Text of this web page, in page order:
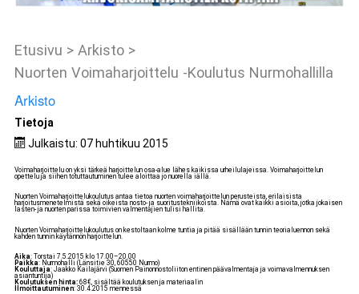
Etusivu > Arkisto >
Nuorten Voimaharjoittelu -koulutus Nurmohallilla
Arkisto
Tietoja
Julkaistu: 07 huhtikuu 2015
Voimaharjoittelu on yksi tärkeä harjoittelun osa-alue lähes kaikissa urheilulajeissa. Voimaharjoittelun
opettelu ja siihen totuttautuminen tulee aloittaa jo nuorella iällä.
Nuorten Voimaharjoittelukoulutus antaa tietoa nuorten voimaharjoittelun perusteista, erilaisista
harjoitusmenetelmistä sekä oikeista nosto- ja suoritustekniikoista. Nämä ovat kaikki asioita, jotka jokaisen
lasten- ja nuorten parissa toimivien valmentajien tulisi hallita.
Nuorten Voimaharjoittelukoulutus on kestoltaan kolme tuntia ja pitää sisällään tunnin teorialuennon sekä
kahden tunnin käytännön harjoittelun.
Aika: Torstai 7.5.2015 klo 17.00–20.00
Paikka: Nurmohalli (Länsitie 30, 60550 Nurmo)
Kouluttaja: Jaakko Kailajärvi (Suomen Painonnostoliiton entinen päävalmentaja ja voimavalmennuksen
asiantuntija)
Koulutuksen hinta: 68€, sisältää koulutuksen ja materiaalin
Ilmoittautuminen: 30.4.2015 mennessä